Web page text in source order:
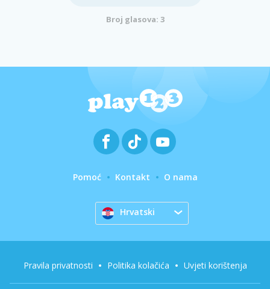
Broj glasova: 3
Pomoć Kontakt O nama
Hrvatski
Pravila privatnosti Politika kolačića Uvjeti korištenja